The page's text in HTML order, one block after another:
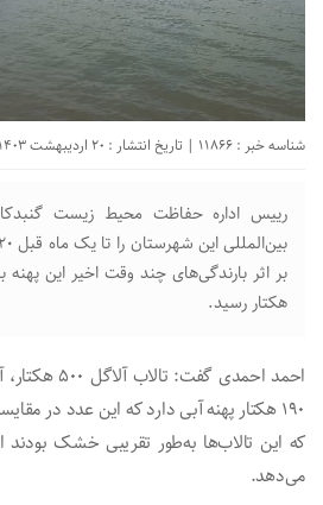
شناسه خبر : 11866 | تاریخ انتشار : 20 اردیبهشت 1403 - 12:21 |
رییس اداره حفاظت محیط زیست
هکتار رسید.
۱۹۰ هکتار پهنه آبی دارد که این عدد در
که این تالاب‌ها به‌طور تقریبی خشک بودند
می‌دهد.